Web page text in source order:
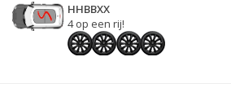
HHBBXX
4 op een rij!